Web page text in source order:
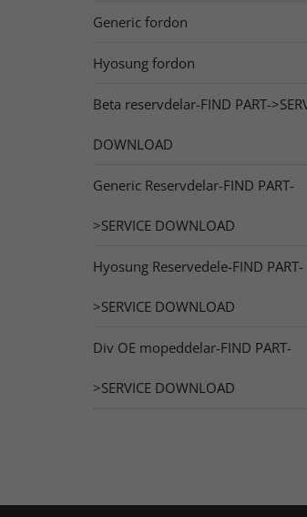
Generic fordon
Hyosung fordon
Beta reservdelar-FIND PART-
DOWNLOAD
Generic Reservdelar-FIND PART-
>SERVICE DOWNLOAD
Hyosung Reservedele-FIND PART-
>SERVICE DOWNLOAD
Div OE mopeddelar-FIND PART-
>SERVICE DOWNLOAD